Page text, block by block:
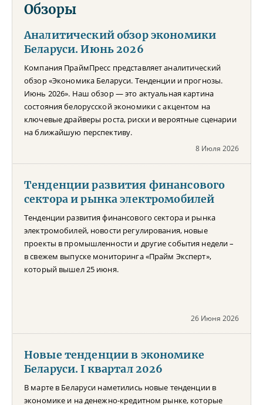
Обзоры
Аналитический обзор экономики
Беларуси. Июнь 2026
Компания ПраймПресс представляет аналитический
обзор «Экономика Беларуси. Тенденции и прогнозы.
Июнь 2026». Наш обзор — это актуальная картина
состояния белорусской экономики с акцентом на
ключевые драйверы роста, риски и вероятные сценарии
на ближайшую перспективу.
8 Июля 2026
Тенденции развития финансового
сектора и рынка электромобилей
Тенденции развития финансового сектора и рынка
электромобилей, новости регулирования, новые
проекты в промышленности и другие события недели –
в свежем выпуске мониторинга «Прайм Эксперт»,
который вышел 25 июня.
26 Июня 2026
Новые тенденции в экономике
Беларуси. I квартал 2026
В марте в Беларуси наметились новые тенденции в
экономике и на денежно-кредитном рынке, которые